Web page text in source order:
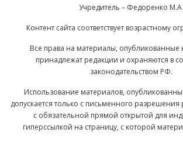
Учредитель – Федоренко М.А.
Контент сайта соответствует возрастному
Все права на материалы, опубликованные
принадлежат редакции и охраняются в
законодательством РФ.
Использование материалов,
допускается только с письменного разрешения
с обязательной прямой открытой для
гиперссылкой на страницу, с которой